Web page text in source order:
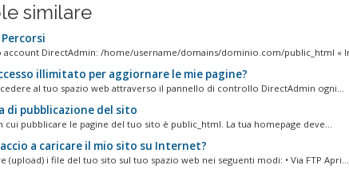
similare
account DirectAdmin: /home/username/domains/dominio.com/public_html «
illimitato per aggiornare le mie pagine?
al tuo spazio web attraverso il pannello di controllo DirectAdmin ogni...
di pubblicazione del sito
cui pubblicare le pagine del tuo sito è public_html. La tua homepage deve...
a caricare il mio sito su Internet?
(upload) i file del tuo sito sul tuo spazio web nei seguenti modi: • Via FTP Apri...